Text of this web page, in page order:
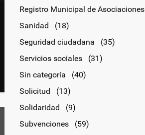
Registro Municipal de Asociaciones
Sanidad
(18)
Seguridad ciudadana
(35)
Servicios sociales
(31)
Sin categoría
(40)
Solicitud
(13)
Solidaridad
(9)
Subvenciones
(59)